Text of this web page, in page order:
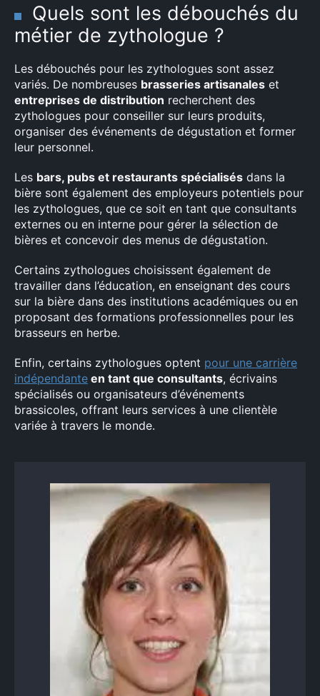
Quels sont les débouchés du
métier de zythologue ?
Les débouchés pour les zythologues sont assez
variés. De nombreuses brasseries artisanales et
entreprises de distribution recherchent des
zythologues pour conseiller sur leurs produits,
organiser des événements de dégustation et former
leur personnel.
Les bars, pubs et restaurants spécialisés dans la
bière sont également des employeurs potentiels pour
les zythologues, que ce soit en tant que consultants
externes ou en interne pour gérer la sélection de
bières et concevoir des menus de dégustation.
Certains zythologues choisissent également de
travailler dans l’éducation, en enseignant des cours
sur la bière dans des institutions académiques ou en
proposant des formations professionnelles pour les
brasseurs en herbe.
Enfin, certains zythologues optent pour une carrière
indépendante en tant que consultants, écrivains
spécialisés ou organisateurs d’événements
brassicoles, offrant leurs services à une clientèle
variée à travers le monde.
Rechercher
: